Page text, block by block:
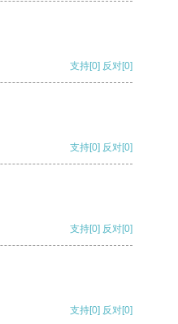
支持[0] 反对[0]
支持[0] 反对[0]
支持[0] 反对[0]
支持[0] 反对[0]